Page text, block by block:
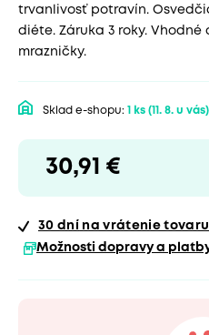
trvanlivosť potravín.
diéte. Záruka 3 roky. Vhodné
mrazničky.
Sklad e-shopu: 1 ks (11. 8. u vás)
30,91 €
30 dní na vrátenie tovaru
Možnosti dopravy a